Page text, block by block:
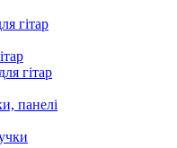
гітар
гітар
панелі